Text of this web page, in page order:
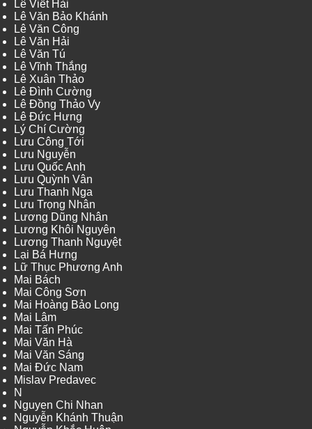
Lê Viết Hải
Lê Văn Bảo Khánh
Lê Văn Công
Lê Văn Hải
Lê Văn Tú
Lê Vĩnh Thắng
Lê Xuân Thảo
Lê Đình Cường
Lê Đồng Thảo Vy
Lê Đức Hưng
Lý Chí Cường
Lưu Công Tới
Lưu Nguyễn
Lưu Quốc Anh
Lưu Quỳnh Vân
Lưu Thanh Nga
Lưu Trọng Nhân
Lương Dũng Nhân
Lương Khôi Nguyên
Lương Thanh Nguyệt
Lại Bá Hưng
Lữ Thục Phương Anh
Mai Bách
Mai Công Sơn
Mai Hoàng Bảo Long
Mai Lâm
Mai Tấn Phúc
Mai Văn Hà
Mai Văn Sáng
Mai Đức Nam
Mislav Predavec
N
Nguyen Chi Nhan
Nguyễn Khánh Thuận